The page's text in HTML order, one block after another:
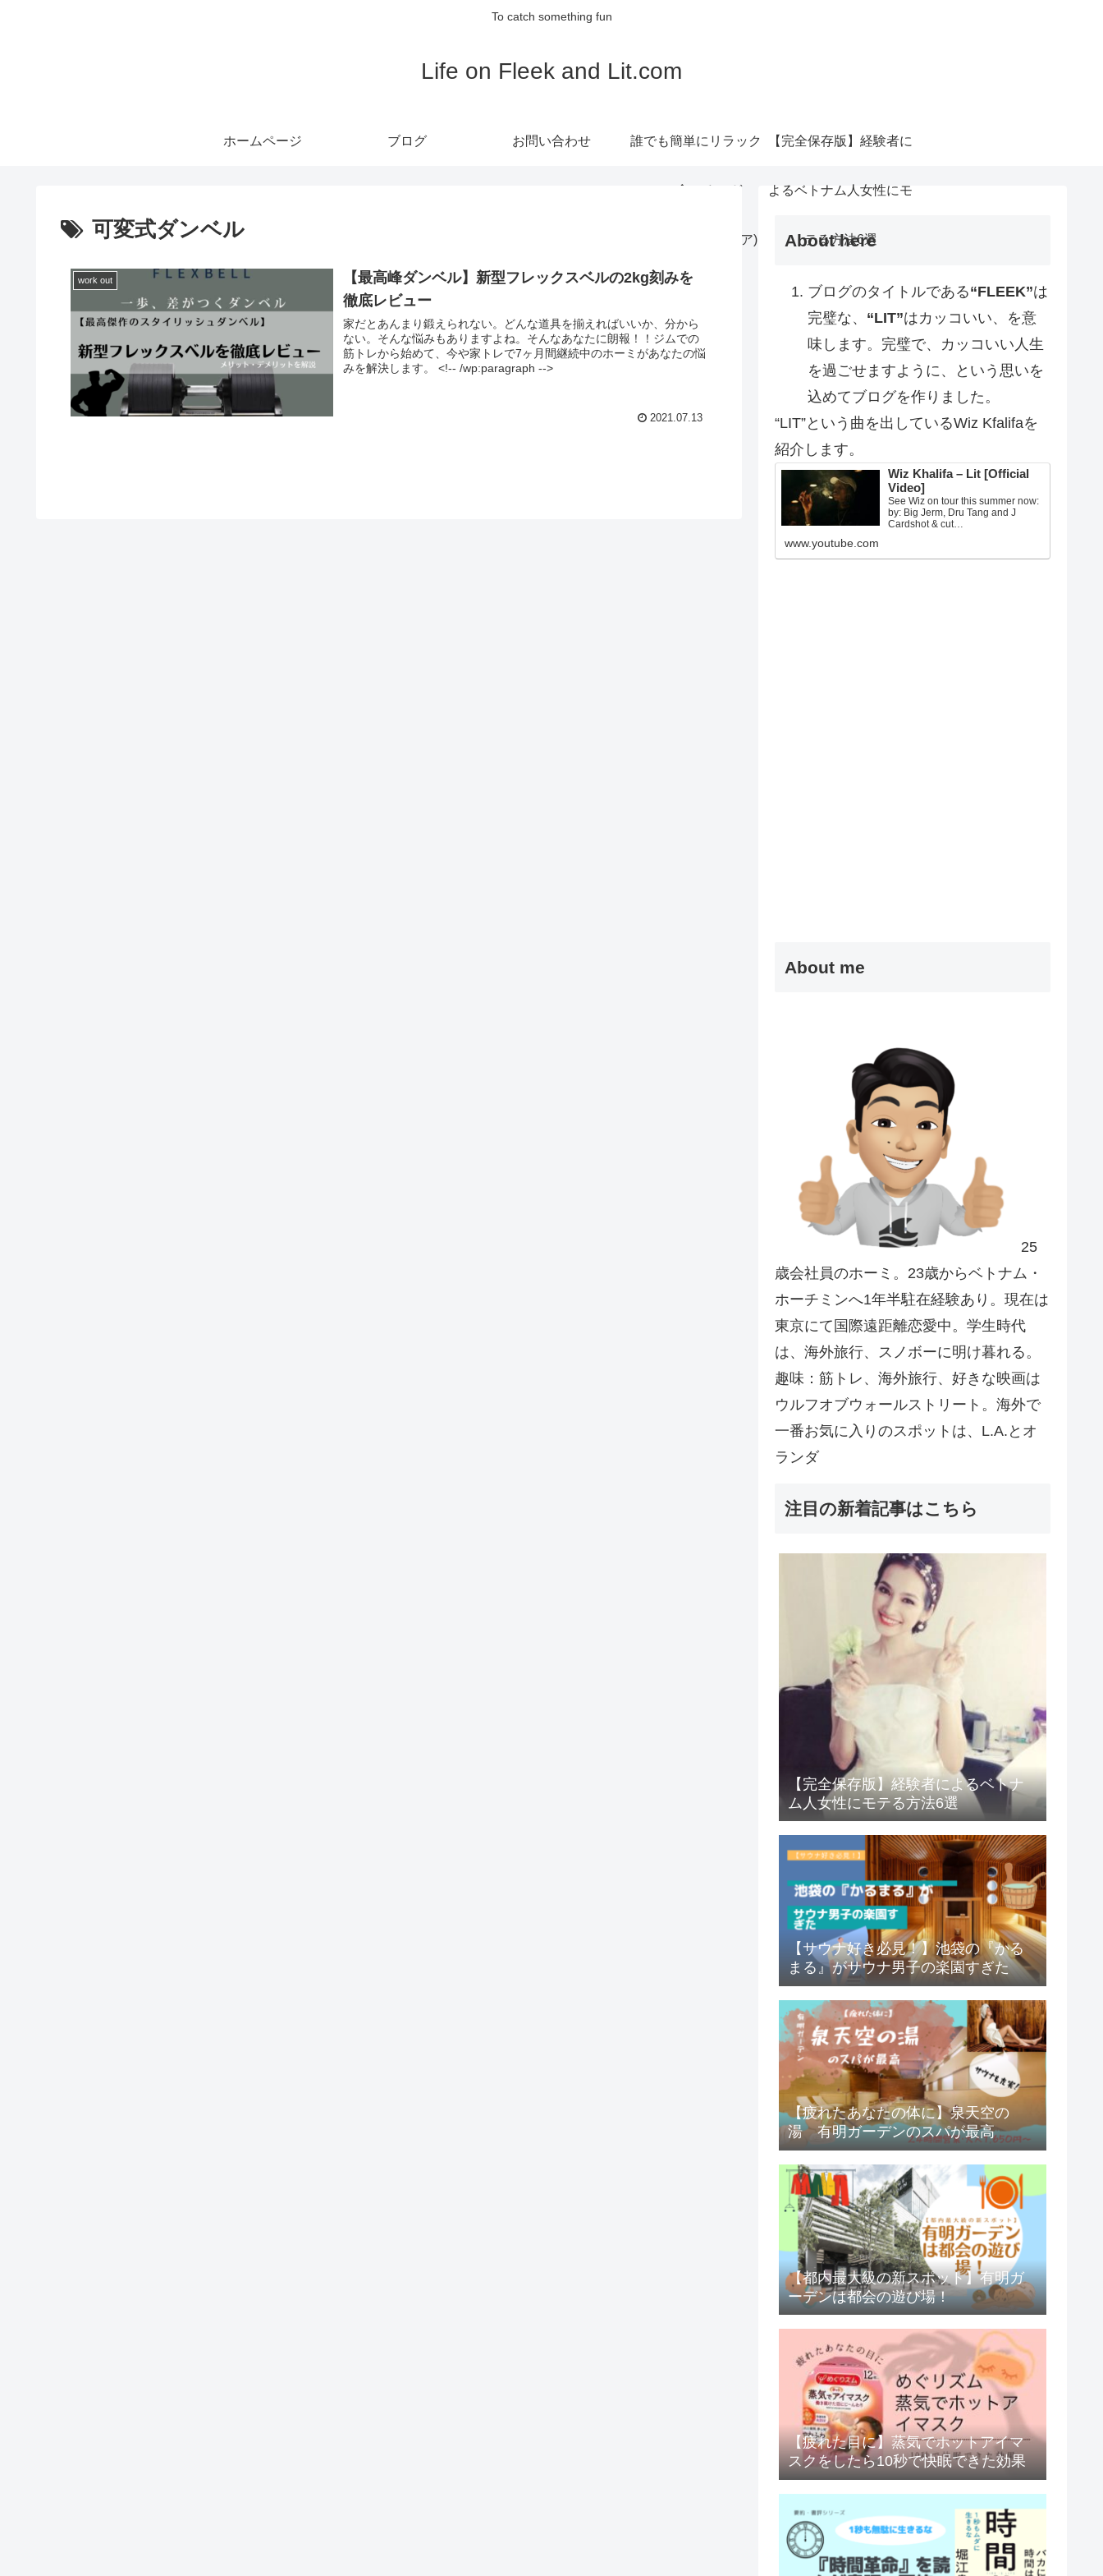
To catch something fun
Life on Fleek and Lit.com
ホームページ ブログ お問い合わせ 誰でも簡単にリラック
ス！食べるヨガ
『RECLIA(レクリア)
CBDグミ』
【完全保存版】経験者に
よるベトナム人女性にモ
テる方法6選
可変式ダンベル
work out
【最高峰ダンベル】新型フレックスベルの2kg刻みを
徹底レビュー
家だとあんまり鍛えられない。どんな道具を揃えればいいか、分から
ない。そんな悩みもありますよね。そんなあなたに朗報！！ジムでの
筋トレから始めて、今や家トレで7ヶ月間継続中のホーミがあなたの悩
みを解決します。 <!-- /wp:paragraph -->
2021.07.13
About here
ブログのタイトルである“FLEEK”は
完璧な、 “LIT”はカッコいい、を意
味します。完璧で、カッコいい人生
を過ごせますように、という思いを
込めてブログを作りました。
“LIT”という曲を出しているWiz Kfalifaを
紹介します。
Wiz Khalifa – Lit [Official
Video]
See Wiz on tour this summer now:
by: Big Jerm, Dru Tang and J
Cardshot & cut…
www.youtube.com
About me
25
歳会社員のホーミ。23歳からベトナム・
ホーチミンへ1年半駐在経験あり。現在は
東京にて国際遠距離恋愛中。学生時代
は、海外旅行、スノボーに明け暮れる。
趣味：筋トレ、海外旅行、好きな映画は
ウルフオブウォールストリート。海外で
一番お気に入りのスポットは、L.A.とオ
ランダ
注目の新着記事はこちら
【完全保存版】経験者によるベトナ
ム人女性にモテる方法6選
【サウナ好き必見！】池袋の『かる
まる』がサウナ男子の楽園すぎた
【疲れたあなたの体に】泉天空の
湯 有明ガーデンのスパが最高
【都内最大級の新スポット】有明ガ
ーデンは都会の遊び場！
【疲れた目に】蒸気でホットアイマ
スクをしたら10秒で快眠できた効果